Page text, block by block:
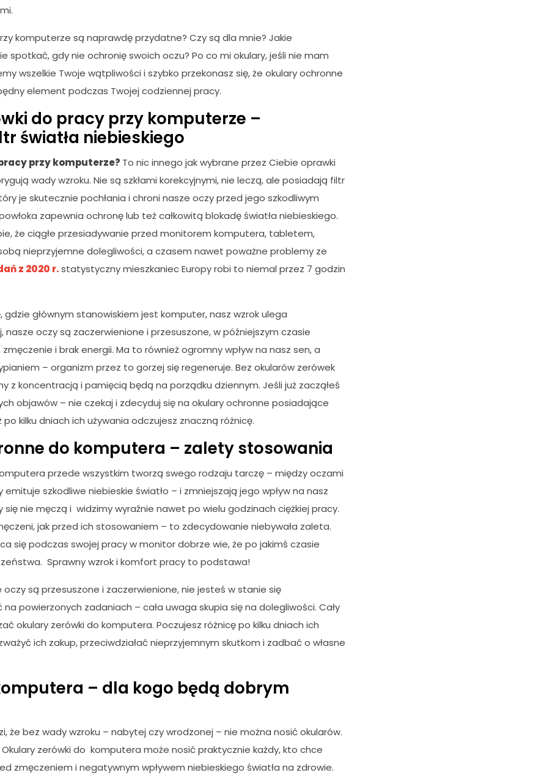
komputerze są naprawdę przydatne? Czy są dla mnie? Jakie
spotkać, gdy nie ochronię swoich oczu? Po co mi okulary, jeśli nie mam
wszelkie Twoje wątpliwości i szybko przekonasz się, że okulary ochronne
element podczas Twojej codziennej pracy.
do pracy przy komputerze –
światła niebieskiego
przy komputerze? To nic innego jak wybrane przez Ciebie oprawki
wady wzroku. Nie są szkłami korekcyjnymi, nie leczą, ale posiadają filtr
je skutecznie pochłania i chroni nasze oczy przed jego szkodliwym
zapewnia ochronę lub też całkowitą blokadę światła niebieskiego.
że ciągłe przesiadywanie przed monitorem komputera, tabletem,
nieprzyjemne dolegliwości, a czasem nawet poważne problemy ze
z 2020 r.statystyczny mieszkaniec Europy robi to niemal przez 7 godzin
gdzie głównym stanowiskiem jest komputer, nasz wzrok ulega
nasze oczy są zaczerwienione i przesuszone, w późniejszym czasie
i brak energii. Ma to również ogromny wpływ na nasz sen, a
– organizm przez to gorzej się regeneruje. Bez okularów zerówek
z koncentracją i pamięcią będą na porządku dziennym. Jeśli już zacząłeś
objawów – nie czekaj i zdecyduj się na okulary ochronne posiadające
kilku dniach ich używania odczujesz znaczną różnicę.
do komputera – zalety stosowania
przede wszystkim tworzą swego rodzaju tarczę – między oczami
szkodliwe niebieskie światło – i zmniejszają jego wpływ na nasz
się nie męczą i widzimy wyraźnie nawet po wielu godzinach ciężkiej pracy.
jak przed ich stosowaniem – to zdecydowanie niebywała zaleta.
się podczas swojej pracy w monitor dobrze wie, że po jakimś czasie
Sprawny wzrok i komfort pracy to podstawa!
oczy są przesuszone i zaczerwienione, nie jesteś w stanie się
powierzonych zadaniach – cała uwaga skupia się na dolegliwości. Cały
okulary zerówki do komputera. Poczujesz różnicę po kilku dniach ich
ich zakup, przeciwdziałać nieprzyjemnym skutkom i zadbać o własne
– dla kogo będą dobrym
że bez wady wzroku – nabytej czy wrodzonej – nie można nosić okularów.
zerówki do komputera może nosić praktycznie każdy, kto chce
zmęczeniem i negatywnym wpływem niebieskiego światła na zdrowie.